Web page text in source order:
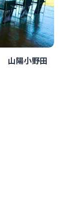
山陽小野田